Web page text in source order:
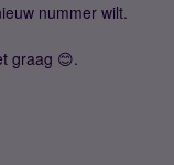
nummer wilt.
graag 😊.